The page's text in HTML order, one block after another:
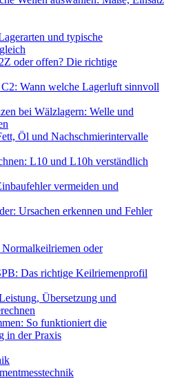
und typische
oder offen? Die richtige
Wann welche Lagerluft sinnvoll
bei Wälzlagern: Welle und
Öl und Nachschmierintervalle
L10 und L10h verständlich
vermeiden und
Ursachen erkennen und Fehler
oder
Das richtige Keilriemenprofil
Übersetzung und
So funktioniert die
in der Praxis